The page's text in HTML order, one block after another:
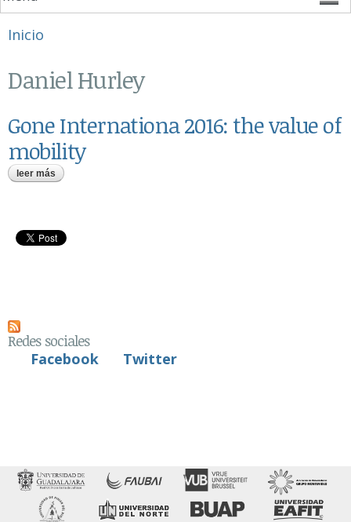
Se encuentra usted aquí
Inicio
Daniel Hurley
Gone Internationa 2016: the value of
mobility
leer más sobre gone internationa 2016: the value of mobility
Redes sociales
Facebook
Twitter